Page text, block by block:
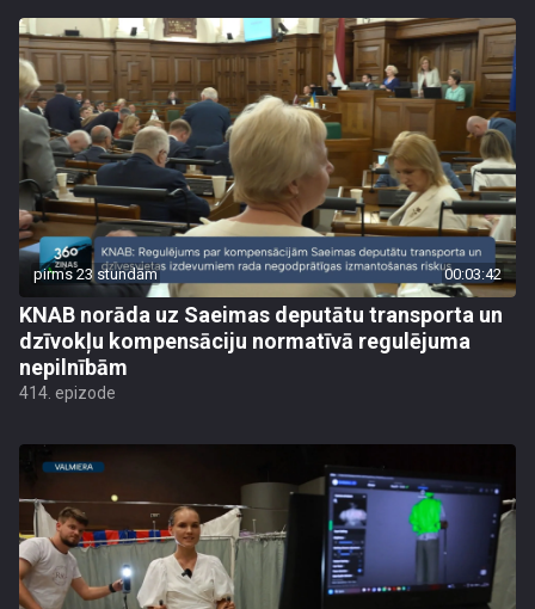
pirms 23 stundām 00:03:42
KNAB norāda uz Saeimas deputātu transporta un
dzīvokļu kompensāciju normatīvā regulējuma
nepilnībām
414. epizode